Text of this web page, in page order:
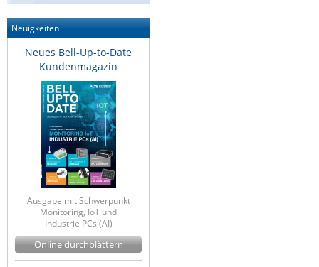
Neuigkeiten
Neues Bell-Up-to-Date
Kundenmagazin
Ausgabe mit Schwerpunkt
Monitoring, IoT und
Industrie PCs (AI)
Online durchblättern